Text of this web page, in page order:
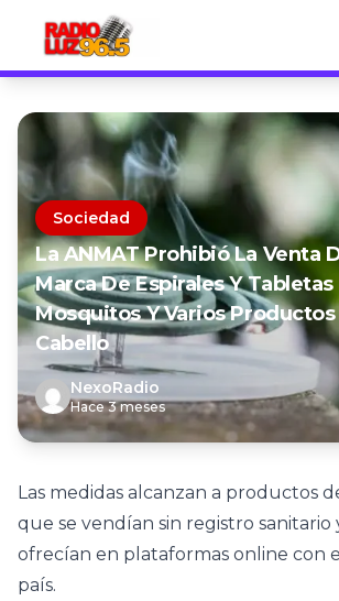
Sociedad
La ANMAT Prohibió La Venta
Marca De Espirales Y Tabletas
Mosquitos Y Varios Productos
Cabello
NexoRadio
Hace 3 meses
Las medidas alcanzan a productos
que se vendían sin registro sanitario
ofrecían en plataformas online con
país.